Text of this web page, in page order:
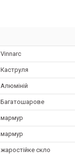
Vinnarc
Каструля
Алюміній
Багатошарове
мармур
мармур
жаростійке скло